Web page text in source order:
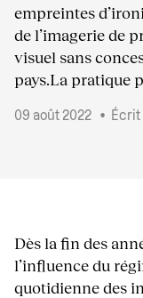
empreintes
de l’imagerie de
visuel sans
pays.La pratique
09 août 2022 • Écrit
Dès la fin des
l’influence du
quotidienne des